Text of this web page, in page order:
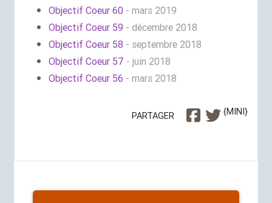
Objectif Coeur 60 - mars 2019
Objectif Coeur 59 - décembre 2018
Objectif Coeur 58 - septembre 2018
Objectif Coeur 57 - juin 2018
Objectif Coeur 56 - mars 2018
PARTAGER {MINI}